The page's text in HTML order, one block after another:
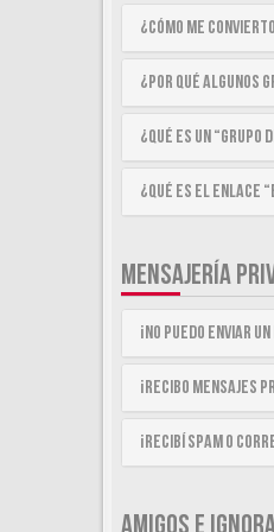
¿Cómo me
¿Por qué algunos
¿Qué es un
¿Qué es el enlace
MENSAJERÍA
¡No puedo enviar
¡Recibo mensajes
¡Recibí spam o